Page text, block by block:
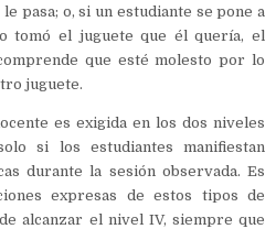
pasa; o, si un estudiante se pone a
tomó el juguete que él quería, el
que esté molesto por lo
juguete.
es exigida en los dos niveles
si los estudiantes manifiestan
durante la sesión observada. Es
expresas de estos tipos de
alcanzar el nivel IV, siempre que